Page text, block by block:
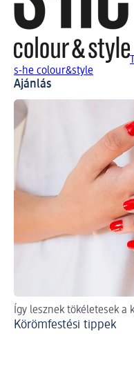
s-he colour&style
Ajánlás
Így lesznek tökéletesek a
Körömfestési tippek